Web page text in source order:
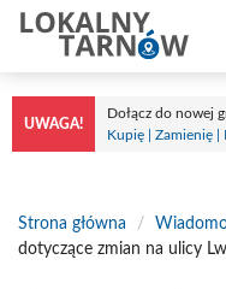
Przejdź
treści
UWAGA!
Dołącz do nowej
Kupię | Zamienię |
Strona główna /
dotyczące zmian na ulicy